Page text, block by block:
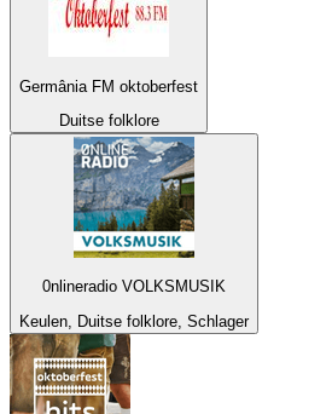
Germânia FM oktoberfest
Duitse folklore
0nlineradio VOLKSMUSIK
Keulen, Duitse folklore, Schlager